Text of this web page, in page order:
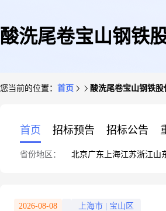
酸洗尾卷宝山钢铁
您当前的位置： 首页 酸洗尾卷宝山钢铁股
首页 招标预告 招标公告
省份地区： 北京广东 上海江苏浙江山
2026-08-08 上海市 宝山区